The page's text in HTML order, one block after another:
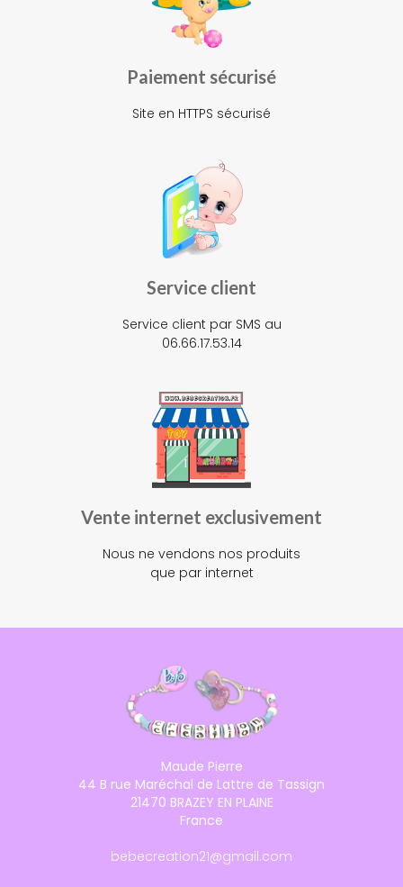
Paiement sécurisé
Site en HTTPS sécurisé
Service client
Service client par SMS au
06.66.17.53.14
Vente internet exclusivement
Nous ne vendons nos produits
que par internet
Maude Pierre
44 B rue Maréchal de Lattre de Tassign
21470 BRAZEY EN PLAINE
France
bebecreation21@gmail.com